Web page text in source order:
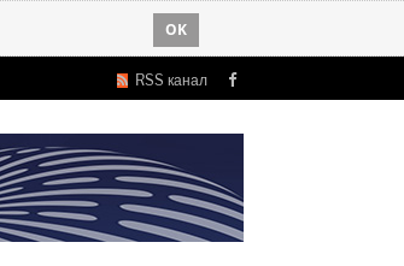
OK
RSS канал Facebook